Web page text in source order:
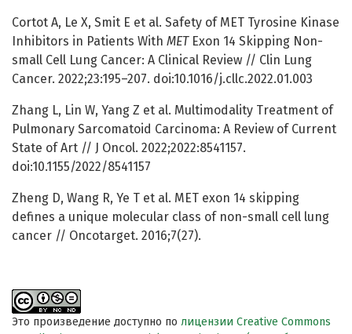
Cortot A, Le X, Smit E et al. Safety of MET Tyrosine Kinase
Inhibitors in Patients With METExon 14 Skipping Non-
small Cell Lung Cancer: A Clinical Review // Clin Lung
Cancer. 2022;23:195–207. doi:10.1016/j.cllc.2022.01.003
Zhang L, Lin W, Yang Z et al. Multimodality Treatment of
Pulmonary Sarcomatoid Carcinoma: A Review of Current
State of Art // J Oncol. 2022;2022:8541157.
doi:10.1155/2022/8541157
Zheng D, Wang R, Ye T et al. MET exon 14 skipping
defines a unique molecular class of non-small cell lung
cancer // Oncotarget. 2016;7(27).
Это произведение доступно по лицензии Creative Commons